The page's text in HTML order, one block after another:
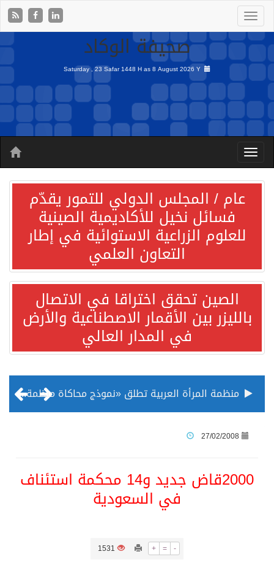
صحيفة الوكاد
Saturday , 23 Safar 1448 H as8 August 2026 Y
عام / المجلس الدولي للتمور يقدّم
فسائل نخيل للأكاديمية الصينية
للعلوم الزراعية الاستوائية في إطار
التعاون العلمي
الصين تحقق اختراقا في الاتصال
بالليزر بين الأقمار الاصطناعية والأرض
في المدار العالي
منظمة المرأة العربية تطلق «نموذج محاكاة منظمة المرأة العربية للشباب» بمشاركة 10 دول عربية..غدًا
27/02/2008
2000قاض جديد و14 محكمة استئناف
في السعودية
+ = -
1531